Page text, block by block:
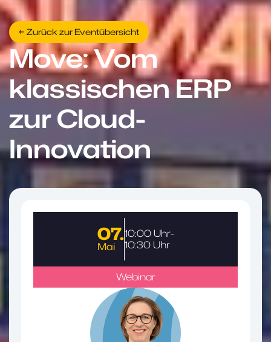
← Zurück zur Eventübersicht
Move: Vom
klassischen ERP
zur Cloud-
Innovation
07.
Mai
10:00 Uhr-
10:30 Uhr
Webinar